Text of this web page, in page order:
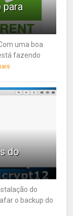
para
uma boa
fazendo
do
do
o backup do